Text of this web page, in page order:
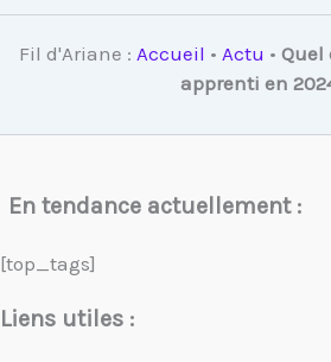
Fil d'Ariane : Accueil • Actu • Quel
apprenti en
En tendance actuellement :
[top_tags]
Liens utiles :